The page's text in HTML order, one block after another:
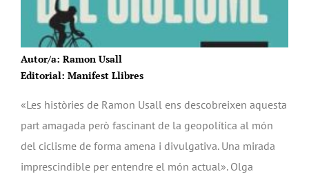
Autor/a: Ramon Usall
Editorial: Manifest Llibres
«Les històries de Ramon Usall ens descobreixen aquesta
part amagada però fascinant de la geopolítica al món
del ciclisme de forma amena i divulgativa. Una mirada
imprescindible per entendre el món actual». Olga